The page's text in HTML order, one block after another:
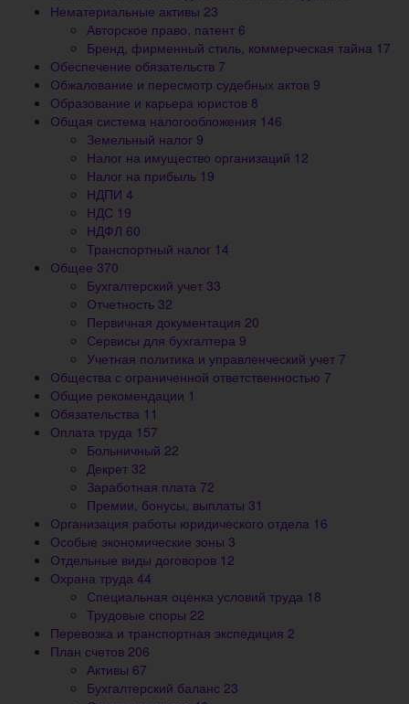
Нематериальные активы 23
Авторское право, патент 6
Бренд, фирменный стиль, коммерческая тайна 17
Обеспечение обязательств 7
Обжалование и пересмотр судебных актов 9
Образование и карьера юристов 8
Общая система налогообложения 146
Земельный налог 9
Налог на имущество организаций 12
Налог на прибыль 19
НДПИ 4
НДС 19
НДФЛ 60
Транспортный налог 14
Общее 370
Бухгалтерский учет 33
Отчетность 32
Первичная документация 20
Сервисы для бухгалтера 9
Учетная политика и управленческий учет 7
Общества с ограниченной ответственностью 7
Общие рекомендации 1
Обязательства 11
Оплата труда 157
Больничный 22
Декрет 32
Заработная плата 72
Премии, бонусы, выплаты 31
Организация работы юридического отдела 16
Особые экономические зоны 3
Отдельные виды договоров 12
Охрана труда 44
Специальная оценка условий труда 18
Трудовые споры 22
Перевозка и транспортная экспедиция 2
План счетов 206
Активы 67
Бухгалтерский баланс 23